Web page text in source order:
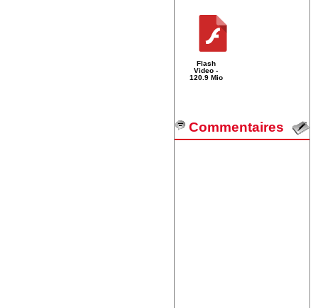
Flash
Video -
120.9 Mio
Commentaires